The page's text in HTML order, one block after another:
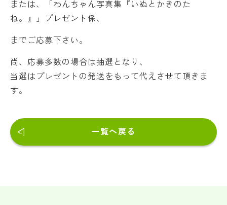
または、「わんちゃん写真集『いぬとかきのた
ね。』」プレゼント係、
までご応募下さい。
尚、応募多数の場合は抽選となり、
当選はプレゼントの発送をもって代えさせて頂きま
す。
一覧へ戻る